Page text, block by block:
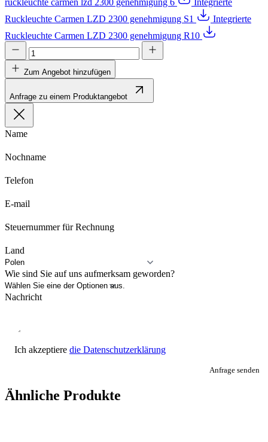
Ruckleuchte Carmen LZD 2300 genehmigung S1
Integrierte
Ruckleuchte Carmen LZD 2300 genehmigung R10
Zum Angebot hinzufügen
Anfrage zu einem Produktangebot
Name
Nochname
Telefon
E-mail
Steuernummer für Rechnung
Land
Wie sind Sie auf uns aufmerksam geworden?
Nachricht
Ich akzeptiere die Datenschutzerklärung
Anfrage senden
Ähnliche Produkte